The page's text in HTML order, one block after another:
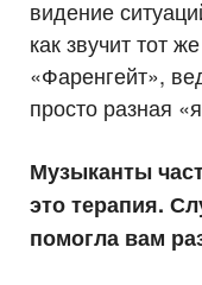
видение
как звучит тот
«Фаренгейт»,
просто разная
Музыканты
это терапия.
помогла вам